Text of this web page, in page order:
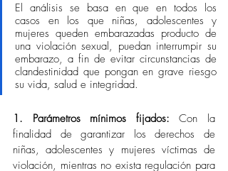
El análisis se basa en que en todos los
casos en los que niñas, adolescentes y
mujeres queden embarazadas producto de
una violación sexual, puedan interrumpir su
embarazo, a fin de evitar circunstancias de
clandestinidad que pongan en grave riesgo
su vida, salud e integridad.
1. Parámetros mínimos fijados: Con la
finalidad de garantizar los derechos de
niñas, adolescentes y mujeres víctimas de
violación, mientras no exista regulación para